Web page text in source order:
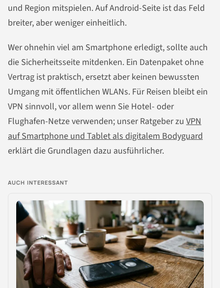
und Region mitspielen. Auf Android-Seite ist das Feld
breiter, aber weniger einheitlich.
Wer ohnehin viel am Smartphone erledigt, sollte auch
die Sicherheitsseite mitdenken. Ein Datenpaket ohne
Vertrag ist praktisch, ersetzt aber keinen bewussten
Umgang mit öffentlichen WLANs. Für Reisen bleibt ein
VPN sinnvoll, vor allem wenn Sie Hotel- oder
Flughafen-Netze verwenden; unser Ratgeber zu VPN
auf Smartphone und Tablet als digitalem Bodyguard
erklärt die Grundlagen dazu ausführlicher.
AUCH INTERESSANT